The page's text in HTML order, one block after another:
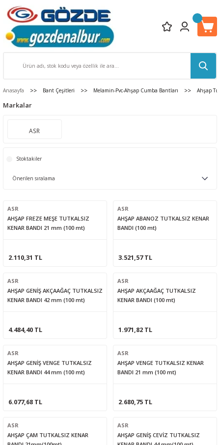
Anasayfa Bant Çeşitleri Melamin-Pvc-Ahşap Cumba Bantları Ahşap
Markalar
ASR
Stoktakiler
ASR
AHŞAP FREZE MEŞE TUTKALSIZ
KENAR BANDI 21 mm (100 mt)
2.110,31 TL
ASR
AHŞAP ABANOZ TUTKALSIZ KENAR
BANDI (100 mt)
3.521,57 TL
ASR
AHŞAP GENİŞ AKÇAAĞAÇ TUTKALSIZ
KENAR BANDI 42 mm (100 mt)
4.484,40 TL
ASR
AHŞAP AKÇAAĞAÇ TUTKALSIZ
KENAR BANDI (100 mt)
1.971,82 TL
ASR
AHŞAP GENİŞ VENGE TUTKALSIZ
KENAR BANDI 44 mm (100 mt)
6.077,68 TL
ASR
AHŞAP VENGE TUTKALSIZ KENAR
BANDI 21 mm (100 mt)
2.680,75 TL
ASR
AHŞAP ÇAM TUTKALSIZ KENAR
ASR
AHŞAP GENİŞ CEVİZ TUTKALSIZ